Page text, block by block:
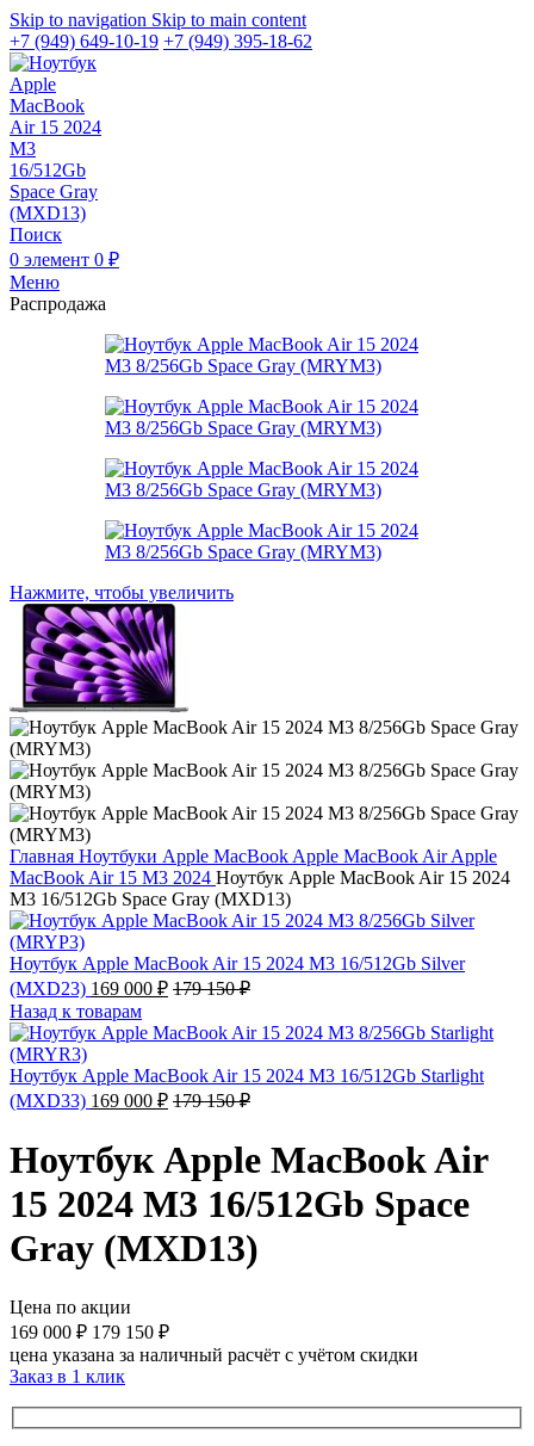
Skip to navigation Skip to main content
+7 (949) 649-10-19 +7 (949) 395-18-62
Поиск
0 элемент 0 ₽
Меню
Распродажа
Нажмите, чтобы увеличить
Главная Ноутбуки Apple MacBook Apple MacBook AirApple
MacBook Air 15 M3 2024 Ноутбук Apple MacBook Air 15 2024
M3 16/512Gb Space Gray (MXD13)
Ноутбук Apple MacBook Air 15 2024 M3 16/512Gb Silver
(MXD23) 169 000 ₽ 179 150₽
Назад к товарам
Ноутбук Apple MacBook Air 15 2024 M3 16/512Gb Starlight
(MXD33) 169 000 ₽ 179 150₽
Ноутбук Apple MacBook Air
15 2024 M3 16/512Gb Space
Gray (MXD13)
Цена по акции
169 000 ₽ 179 150 ₽
цена указана за наличный расчёт с учётом скидки
Заказ в 1 клик